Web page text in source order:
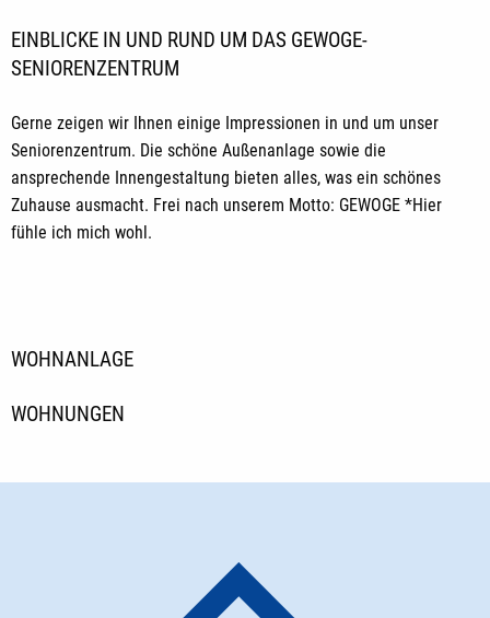
EINBLICKE IN UND RUND UM DAS GEWOGE-
SENIORENZENTRUM
Gerne zeigen wir Ihnen einige Impressionen in und um unser
Seniorenzentrum. Die schöne Außenanlage sowie die
ansprechende Innengestaltung bieten alles, was ein schönes
Zuhause ausmacht. Frei nach unserem Motto: GEWOGE *Hier
fühle ich mich wohl.
WOHNANLAGE
WOHNUNGEN